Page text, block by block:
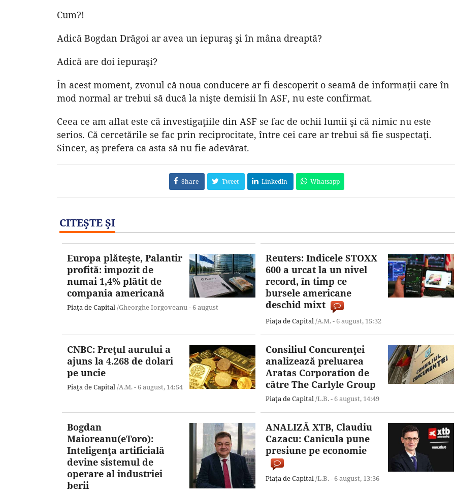
Cum?!
Adică Bogdan Drăgoi ar avea un iepuraş şi în mâna dreaptă?
Adică are doi iepuraşi?
În acest moment, zvonul că noua conducere ar fi descoperit o seamă de informaţii care în
mod normal ar trebui să ducă la nişte demisii în ASF, nu este confirmat.
Ceea ce am aflat este că investigaţiile din ASF se fac de ochii lumii şi că nimic nu este
serios. Că cercetările se fac prin reciprocitate, între cei care ar trebui să fie suspectaţi.
Sincer, aş prefera ca asta să nu fie adevărat.
Share Tweet LinkedIn Whatsapp
CITEŞTE ŞI
Europa plăteşte, Palantir
profită: impozit de
numai 1,4% plătit de
compania americană
Piaţa de Capital /Gheorghe Iorgoveanu -6 august
Reuters: Indicele STOXX
600 a urcat la un nivel
record, în timp ce
bursele americane
deschid mixt
Piaţa de Capital /A.M. -6 august, 15:32
CNBC: Preţul aurului a
ajuns la 4.268 de dolari
pe uncie
Piaţa de Capital /A.M. -6 august, 14:54
Consiliul Concurenţei
analizează preluarea
Aratas Corporation de
către The Carlyle Group
Piaţa de Capital /L.B. -6 august, 14:49
Bogdan
Maioreanu(eToro):
Inteligenţa artificială
devine sistemul de
operare al industriei
berii
ANALIZĂ XTB, Claudiu
Cazacu: Canicula pune
presiune pe economie
Piaţa de Capital /L.B. -6 august, 13:36